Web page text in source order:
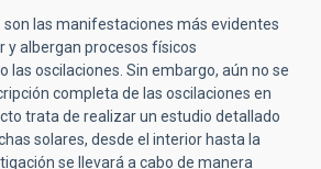
son las manifestaciones más evidentes
y albergan procesos físicos
las oscilaciones. Sin embargo, aún no se
completa de las oscilaciones en
trata de realizar un estudio detallado
solares, desde el interior hasta la
se llevará a cabo de manera